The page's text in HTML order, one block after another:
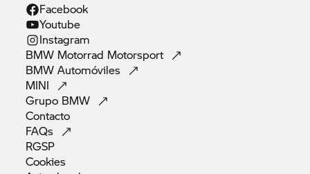
Facebook
Youtube
Instagram
BMW Motorrad Motorsport
BMWAutomóviles
MINI
Grupo BMW
Contacto
FAQs
RGSP
Cookies